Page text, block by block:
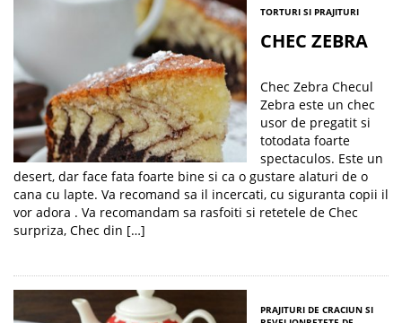
TORTURI SI PRAJITURI
CHEC ZEBRA
Chec Zebra Checul
Zebra este un chec
usor de pregatit si
totodata foarte
spectaculos. Este un
desert, dar face fata foarte bine si ca o gustare alaturi de o
cana cu lapte. Va recomand sa il incercati, cu siguranta copii il
vor adora . Va recomandam sa rasfoiti si retetele de Chec
surpriza, Chec din […]
PRAJITURI DE CRACIUN SI